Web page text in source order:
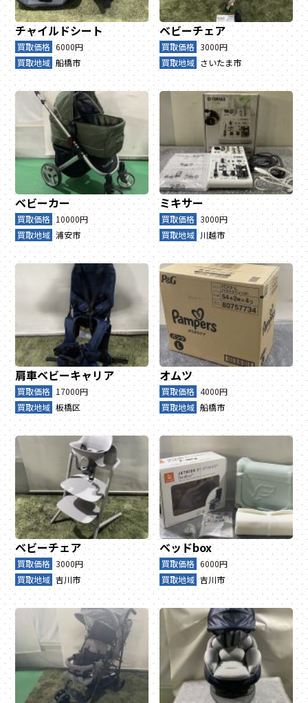
チャイルドシート
買取価格 6000円
買取地域 船橋市
ベビーチェア
買取価格 3000円
買取地域 さいたま市
ベビーカー
買取価格 10000円
買取地域 浦安市
ミキサー
買取価格 3000円
買取地域 川越市
肩車ベビーキャリア
買取価格 17000円
買取地域 板橋区
オムツ
買取価格 4000円
買取地域 船橋市
ベビーチェア
買取価格 3000円
買取地域 吉川市
ベッドbox
買取価格 6000円
買取地域 吉川市